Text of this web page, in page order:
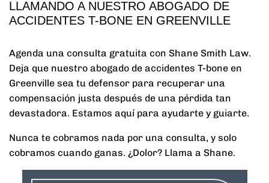
LLAMANDO A NUESTRO ABOGADO DE
ACCIDENTES T-BONE EN GREENVILLE
Agenda una consulta gratuita con Shane Smith Law.
Deja que nuestro abogado de accidentes T-bone en
Greenville sea tu defensor para recuperar una
compensación justa después de una pérdida tan
devastadora. Estamos aquí para ayudarte y guiarte.
Nunca te cobramos nada por una consulta, y solo
cobramos cuando ganas. ¿Dolor? Llama a Shane.